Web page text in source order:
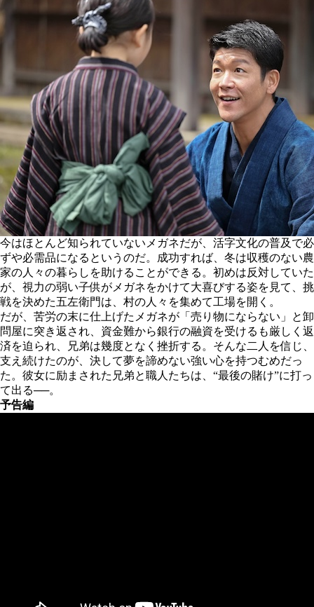
今はほとんど知られていないメガネだが、活字文化の普及で必
ずや必需品になるというのだ。成功すれば、冬は収穫のない農
家の人々の暮らしを助けることができる。初めは反対していた
が、視力の弱い子供がメガネをかけて大喜びする姿を見て、挑
戦を決めた五左衛門は、村の人々を集めて工場を開く。
だが、苦労の末に仕上げたメガネが「売り物にならない」と卸
問屋に突き返され、資金難から銀行の融資を受けるも厳しく返
済を迫られ、兄弟は幾度となく挫折する。そんな二人を信じ、
支え続けたのが、決して夢を諦めない強い心を持つむめだっ
た。彼女に励まされた兄弟と職人たちは、“最後の賭け”に打っ
て出る──。
予告編